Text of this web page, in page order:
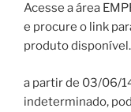
Acesse a área
e procure o link
produto disponível.
a partir de 03/06/
indeterminado,